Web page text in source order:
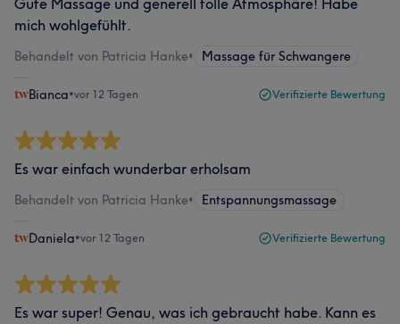
Gute Massage und generell tolle Atmosphäre! Habe
mich wohlgefühlt.
Behandelt von Patricia Hanke• Massage für Schwangere
Bianca•vor 12 Tagen Verifizierte Bewertung
Es war einfach wunderbar erholsam
Behandelt von Patricia Hanke• Entspannungsmassage
Daniela•vor 12 Tagen Verifizierte Bewertung
Es war super! Genau, was ich gebraucht habe. Kann es